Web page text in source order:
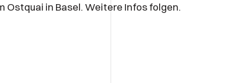
Ostquai in Basel. Weitere Infos folgen.